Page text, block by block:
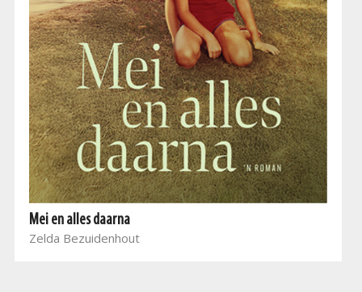
Mei en alles daarna
Zelda Bezuidenhout